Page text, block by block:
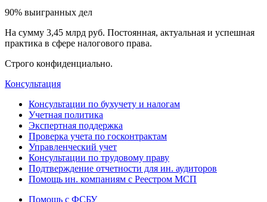
90% выигранных дел
На сумму 3,45 млрд руб. Постоянная, актуальная и успешная
практика в сфере налогового права.
Строго конфиденциально.
Консультация
Консультации по бухучету и налогам
Учетная политика
Экспертная поддержка
Проверка учета по госконтрактам
Управленческий учет
Консультации по трудовому праву
Подтверждение отчетности для ин. аудиторов
Помощь ин. компаниям с Реестром МСП
Помощь с ФСБУ